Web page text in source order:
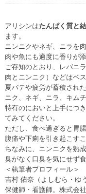
アリシンはたんぱく質と
ます。
ニンニクやネギ、ニラを
肉や魚にも適度に香りが
ご存知のとおり、レバニ
肉とニンニク）などはベ
夏バテや疲労が蓄積され
ニク、ネギ、ニラ、キムチ
特有のにおいと上手につ
てみてください。
ただし、食べ過ぎると胃
腹痛や下痢を引き起こす
ちなみに、ニンニクを熟
臭がなく口臭を気にせず
＜執筆者プロフィール＞
吉村 佑奈（よしむら・ゆ
保健師・看護師。株式会